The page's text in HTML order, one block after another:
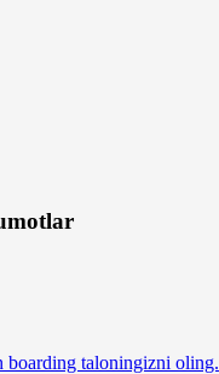
boarding taloningizni oling.